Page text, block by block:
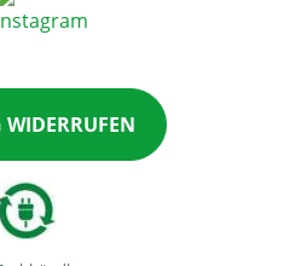
WIDERRUFEN